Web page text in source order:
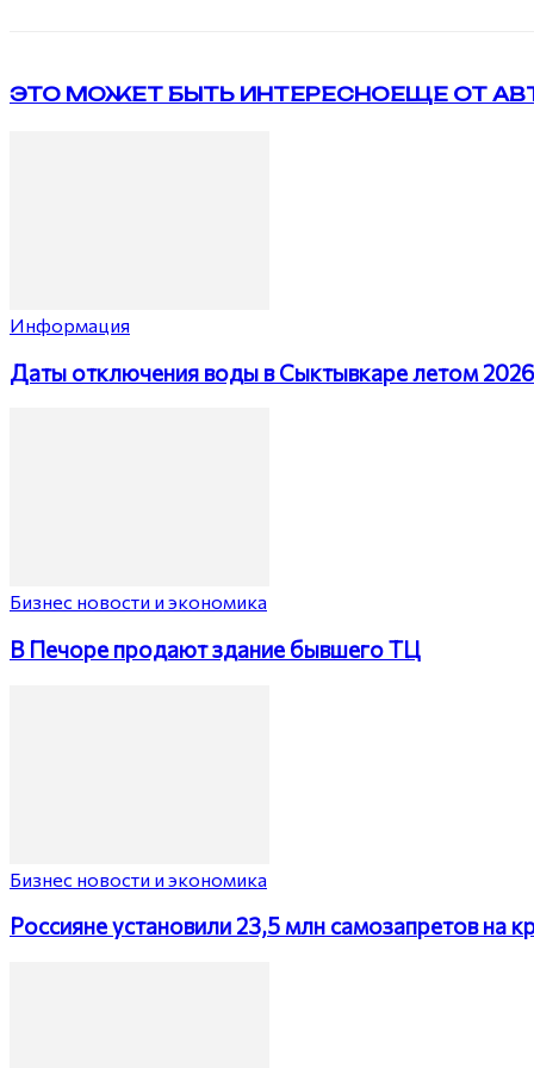
ЭТО МОЖЕТ БЫТЬ ИНТЕРЕСНОЕЩЕ ОТ
Информация
Даты отключения воды в Сыктывкаре летом 2026
Бизнес новости и экономика
В Печоре продают здание бывшего ТЦ
Бизнес новости и экономика
Россияне установили 23,5 млн самозапретов на